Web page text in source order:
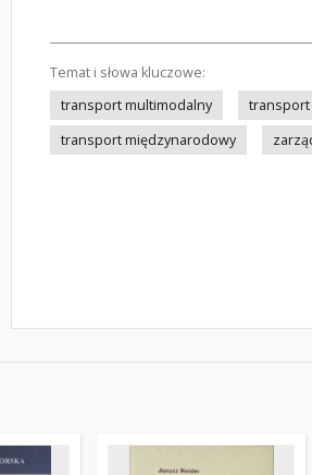
Temat i słowa kluczowe:
transport multimodalny
transport
transport międzynarodowy